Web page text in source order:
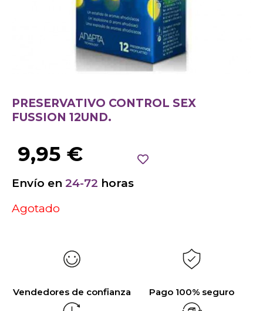
PRESERVATIVO CONTROL SEX
FUSSION 12UND.
9,95 €
Envío en 24-72 horas
Agotado
Vendedores de confianza Pago 100% seguro